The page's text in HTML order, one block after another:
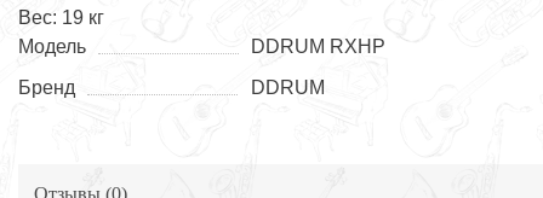
Вес: 19 кг
Модель
DDRUM RXHP
Бренд
DDRUM
Отзывы (0)